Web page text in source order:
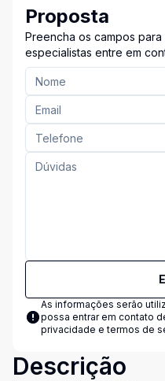
Proposta
Preencha os campos
especialistas entre em
As informações serão
possa entrar em contato
privacidade e termos de
Descrição